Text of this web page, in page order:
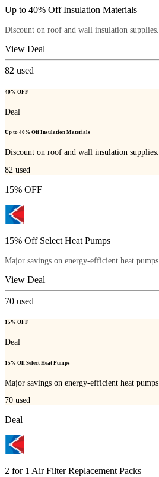
Up to 40% Off Insulation Materials
Discount on roof and wall insulation supplies.
View Deal
82 used
40% OFF
Deal
Up to 40% Off Insulation Materials
Discount on roof and wall insulation supplies.
82 used
15% OFF
15% Off Select Heat Pumps
Major savings on energy-efficient heat pumps.
View Deal
70 used
15% OFF
Deal
15% Off Select Heat Pumps
Major savings on energy-efficient heat pumps.
70 used
Deal
2 for 1 Air Filter Replacement Packs